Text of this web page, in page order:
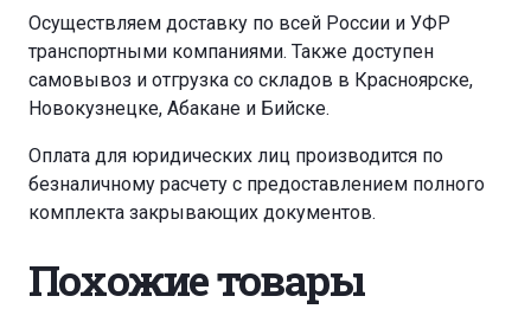
Осуществляем доставку по всей России и УФР
транспортными компаниями. Также доступен
самовывоз и отгрузка со складов в Красноярске,
Новокузнецке, Абакане и Бийске.
Оплата для юридических лиц производится по
безналичному расчету с предоставлением полного
комплекта закрывающих документов.
Похожие товары